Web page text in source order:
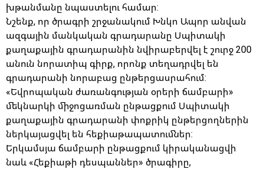
խթանմանը նպաստելու համար:
Նշենք, որ ծրագրի շրջանակում Խնկո Ապոր անվան
ազգային մանկական գրադարանը Սպիտակի
քաղաքային գրադարանին նվիրաբերվել է շուրջ 200
անուն նորատիպ գիրք, որոնք տեղադրվել են
գրադարանի նորաբաց ընթերցասրահում:
«Եվրոպական ժառանգության օրերի ճամբարի»
մեկնարկի միջոցառման ընթացքում Սպիտակի
քաղաքային գրադարանի փոքրիկ ընթերցողներին
ներկայացվել են հեքիաթապատումներ:
Երկամսյա ճամբարի ընթացքում կիրականացվի
նաև «Հեքիաթի դեսպաններ» ծրագիրը,